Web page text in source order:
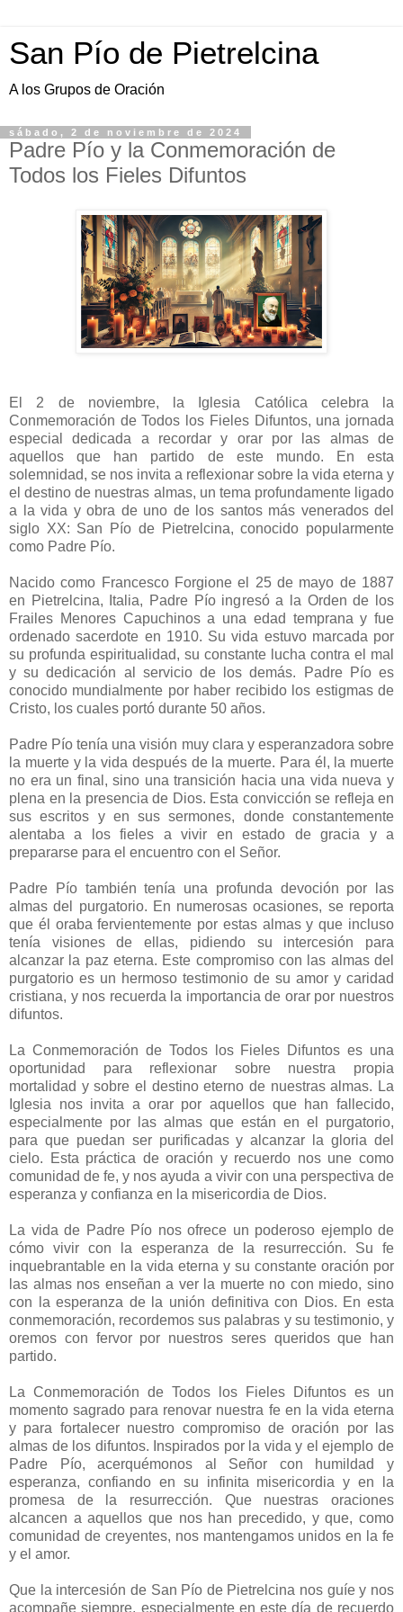
San Pío de Pietrelcina
A los Grupos de Oración
sábado, 2 de noviembre de 2024
Padre Pío y la Conmemoración de
Todos los Fieles Difuntos
El 2 de noviembre, la Iglesia Católica celebra la
Conmemoración de Todos los Fieles Difuntos, una jornada
especial dedicada a recordar y orar por las almas de
aquellos que han partido de este mundo. En esta
solemnidad, se nos invita a reflexionar sobre la vida eterna y
el destino de nuestras almas, un tema profundamente ligado
a la vida y obra de uno de los santos más venerados del
siglo XX: San Pío de Pietrelcina, conocido popularmente
como Padre Pío.
Nacido como Francesco Forgione el 25 de mayo de 1887
en Pietrelcina, Italia, Padre Pío ingresó a la Orden de los
Frailes Menores Capuchinos a una edad temprana y fue
ordenado sacerdote en 1910. Su vida estuvo marcada por
su profunda espiritualidad, su constante lucha contra el mal
y su dedicación al servicio de los demás. Padre Pío es
conocido mundialmente por haber recibido los estigmas de
Cristo, los cuales portó durante 50 años.
Padre Pío tenía una visión muy clara y esperanzadora sobre
la muerte y la vida después de la muerte. Para él, la muerte
no era un final, sino una transición hacia una vida nueva y
plena en la presencia de Dios. Esta convicción se refleja en
sus escritos y en sus sermones, donde constantemente
alentaba a los fieles a vivir en estado de gracia y a
prepararse para el encuentro con el Señor.
Padre Pío también tenía una profunda devoción por las
almas del purgatorio. En numerosas ocasiones, se reporta
que él oraba fervientemente por estas almas y que incluso
tenía visiones de ellas, pidiendo su intercesión para
alcanzar la paz eterna. Este compromiso con las almas del
purgatorio es un hermoso testimonio de su amor y caridad
cristiana, y nos recuerda la importancia de orar por nuestros
difuntos.
La Conmemoración de Todos los Fieles Difuntos es una
oportunidad para reflexionar sobre nuestra propia
mortalidad y sobre el destino eterno de nuestras almas. La
Iglesia nos invita a orar por aquellos que han fallecido,
especialmente por las almas que están en el purgatorio,
para que puedan ser purificadas y alcanzar la gloria del
cielo. Esta práctica de oración y recuerdo nos une como
comunidad de fe, y nos ayuda a vivir con una perspectiva de
esperanza y confianza en la misericordia de Dios.
La vida de Padre Pío nos ofrece un poderoso ejemplo de
cómo vivir con la esperanza de la resurrección. Su fe
inquebrantable en la vida eterna y su constante oración por
las almas nos enseñan a ver la muerte no con miedo, sino
con la esperanza de la unión definitiva con Dios. En esta
conmemoración, recordemos sus palabras y su testimonio, y
oremos con fervor por nuestros seres queridos que han
partido.
La Conmemoración de Todos los Fieles Difuntos es un
momento sagrado para renovar nuestra fe en la vida eterna
y para fortalecer nuestro compromiso de oración por las
almas de los difuntos. Inspirados por la vida y el ejemplo de
Padre Pío, acerquémonos al Señor con humildad y
esperanza, confiando en su infinita misericordia y en la
promesa de la resurrección. Que nuestras oraciones
alcancen a aquellos que nos han precedido, y que, como
comunidad de creyentes, nos mantengamos unidos en la fe
y el amor.
Que la intercesión de San Pío de Pietrelcina nos guíe y nos
acompañe siempre, especialmente en este día de recuerdo